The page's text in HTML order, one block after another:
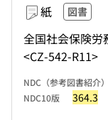
紙 図書
全国社会保険労
<CZ-542-R11>
NDC（参考図書紹介）
NDC10版 364.3